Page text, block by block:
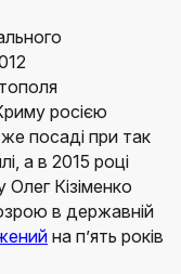
росією
же посаді при так
а в 2015 році
Олег Кізіменко
в державній
на п’ять років